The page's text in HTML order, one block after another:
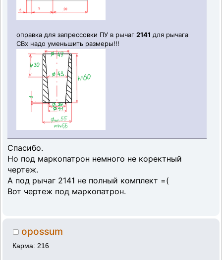
оправка для запрессовки ПУ в рычаг2141 для рычага
СВх надо уменьшить размеры!!!
Спасибо.
Но под маркопатрон немного не коректный
чертеж.
А под рычаг 2141 не полный комплект =(
Вот чертеж под маркопатрон.
opossum
Карма: 216